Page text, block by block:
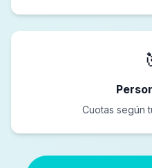
Cuotas según